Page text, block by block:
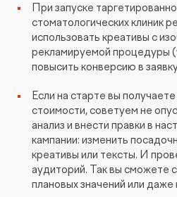
При запуске
стоматологических клиник
использовать креативы с
рекламируемой процедуры
повысить конверсию в
Если на старте вы
стоимости, советуем не
анализ и внести правки в
кампании: изменить
креативы или тексты. И
аудиторий. Так вы сможете
плановых значений или даже